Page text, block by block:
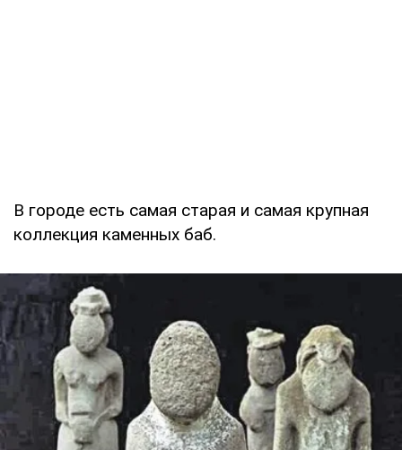
В городе есть самая старая и самая крупная
коллекция каменных баб.